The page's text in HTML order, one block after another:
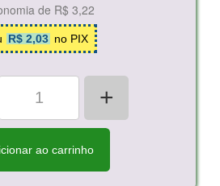
de R$ 3,22
R$ 2,03 no PIX
+
ao carrinho